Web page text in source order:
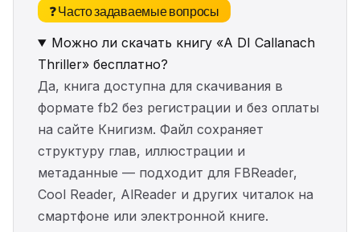
❓ Часто задаваемые вопросы
Можно ли скачать книгу «A DI Callanach
Thriller» бесплатно?
Да, книга доступна для скачивания в
формате fb2 без регистрации и без оплаты
на сайте Книгизм. Файл сохраняет
структуру глав, иллюстрации и
метаданные — подходит для FBReader,
Cool Reader, AlReader и других читалок на
смартфоне или электронной книге.